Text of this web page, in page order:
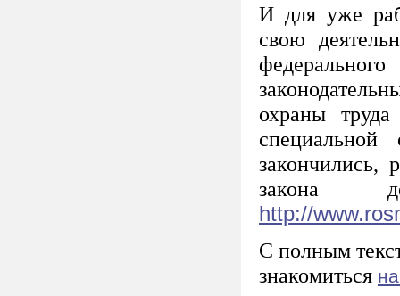
И для уже
свою
охраны
закончились,
закона
http://
С полным
знакомиться